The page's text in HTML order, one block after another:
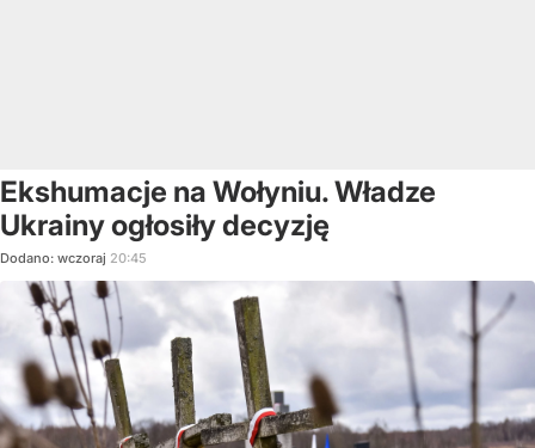
Ekshumacje na Wołyniu. Władze
Ukrainy ogłosiły decyzję
Dodano: wczoraj 20:45